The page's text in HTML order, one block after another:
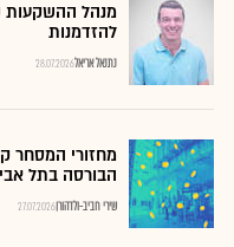
מנהל
להזדמנות
28.07.2026נתנאל אריאל
מחזורי המסחר
הבורסה בתל
27.07.2026שירי חביב-ולדהורן